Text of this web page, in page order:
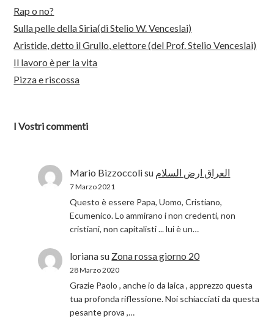
Rap o no?
Sulla pelle della Siria(di Stelio W. Venceslai)
Aristide, detto il Grullo, elettore (del Prof. Stelio Venceslai)
Il lavoro è per la vita
Pizza e riscossa
I Vostri commenti
Mario Bizzoccolisu العراق ارض السلام
7 Marzo 2021
Questo è essere Papa, Uomo, Cristiano,
Ecumenico. Lo ammirano i non credenti, non
cristiani, non capitalisti ... lui è un…
lorianasu Zona rossa giorno 20
28 Marzo 2020
Grazie Paolo , anche io da laica , apprezzo questa
tua profonda riflessione. Noi schiacciati da questa
pesante prova ,…